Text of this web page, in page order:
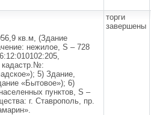
кв.м, (Здание
нежилое, S – 728
кадастр.№:
5) Здание,
«Бытовое»); 6)
пунктов, S –
г. Ставрополь, пр.
торги
завершены